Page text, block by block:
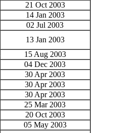
21 Oct 2003
14 Jan 2003
02 Jul 2003
13 Jan 2003
15 Aug 2003
04 Dec 2003
30 Apr 2003
30 Apr 2003
30 Apr 2003
25 Mar 2003
20 Oct 2003
05 May 2003